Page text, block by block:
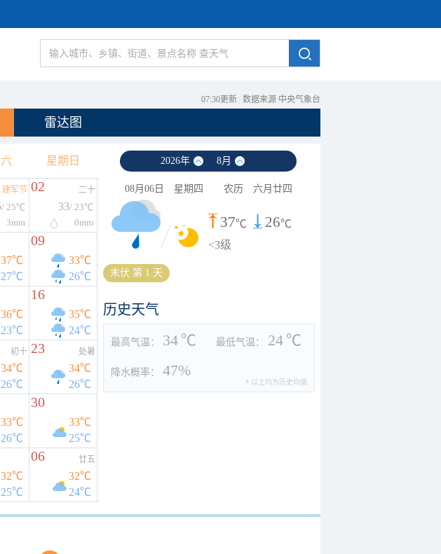
07:30更新 数据来源 中央气象台
雷达图
星期日
建军节
/ 25℃
3mm
02 二十
33/ 23℃
0mm
37℃
27℃
09
33℃
26℃
36℃
23℃
16
35℃
24℃
初十
34℃
26℃
23 处暑
34℃
26℃
33℃
26℃
30
33℃
25℃
32℃
25℃
06 廿五
32℃
24℃
2026年 8月
08月06日 星期四 农历 六月廿四
37℃ 26℃
<3级
末伏 第 1 天
历史天气
最高气温： 34 ℃ 最低气温： 24 ℃
降水概率： 47%
* 以上均为历史均值